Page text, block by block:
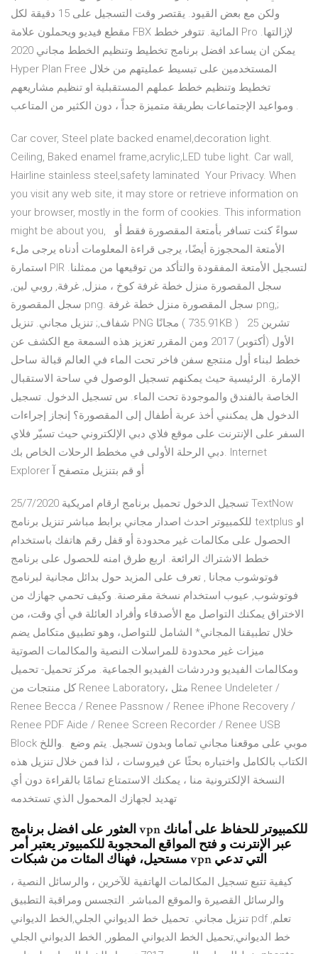
ولكن مع بعض القيود. يقتصر وقت التسجيل على 15 دقيقة لكل
مقطع فيديو ويحملون علامة FBX المائية. تتوفر خطط Pro لإزالتها.
يمكن ان يساعد افضل برنامج تخطيط وتنظيم الخطط مجاني 2020
Hyper Plan Free المستخدمين على تبسيط عمليتهم من خلال
تخطيط وتنظيم خطط عملهم المستقبلية او تنظيم مشاريعهم
ومواعيد الإجتماعات بطريقة متميزة جداً ، دون الكثير من المتاعب .
Car cover, Steel plate backed enamel,decoration light.
Ceiling, Baked enamel frame,acrylic,LED tube light. Car wall,
Hairline stainless steel,safety laminated Your Privacy. When
you visit any web site, it may store or retrieve information on
your browser, mostly in the form of cookies. This information
might be about you, سواءً كنت تسافر بأمتعة المقصورة فقط أو
الأمتعة المحجوزة أيضًا، يرجى قراءة المعلومات أدناه يرجى ملء
استمارة PIR لتسجيل الأمتعة المفقودة والتأكد من توقيعها من ممثلنا.
سجل المقصورة منزل خطة غرفة كوخ ، منزل, غرفة, روبي لين,
سجل المقصورة png. سجل المقصورة منزل خطة غرفة png,;
شفاف,; تنزيل مجاني. تنزيل PNG مجانًا ( 735.91KB ) 25 تشرين
الأول (أكتوبر) 2017 ومن المقرر تعزيز هذه السمعة مع الكشف عن
خطط لبناء أول منتجع سفن فاخر تحت الماء في العالم قبالة ساحل
الإمارة. الرئيسية حيث يمكنهم تسجيل الوصول في ساحة الاستقبال
الخاصة بالفندق والموجودة تحت الماء. س تسجيل الدخول. تسجيل
الدخول هل يمكنني أخذ عربة أطفال إلى المقصورة؟ إنجاز إجراءات
السفر على الإنترنت على موقع فلاي دبي الإلكتروني حيث تسيّر فلاي
دبي الرحلة الأولى في مخطط الرحلات الخاص بك. Internet
Explorer أو قم بتنزيل متصفح آ
25/7/2020 تسجيل الدخول تحميل برنامج ارقام امريكية TextNow
للكمبيوتر احدث اصدار مجاني برابط مباشر تنزيل برنامج textplus او
الحصول على مكالمات غير محدودة أو قفل رقم هاتفك باستخدام
خطط الاشتراك الرائعة. اربع طرق امنه للحصول على برنامج
فوتوشوب مجانا , تعرف على المزيد حول بدائل مجانية لبرنامج
فوتوشوب, عيوب استخدام نسخة مقرصنة. وكيف تحمي جهازك من
الاختراق يمكنك التواصل مع الأصدقاء وأفراد العائلة في أي وقت، من
خلال تطبيقنا المجاني* الشامل للتواصل، وهو تطبيق متكامل يضم
ميزات غير محدودة للمراسلات النصية والمكالمات الصوتية
ومكالمات الفيديو ودردشات الفيديو الجماعية. مركز تحميل- تحميل
كل منتجات من Renee Laboratory، مثل Renee Undeleter /
Renee Becca / Renee Passnow / Renee iPhone Recovery /
Renee PDF Aide / Renee Screen Recorder / Renee USB
Block واللخ. ‎ موبي على موقعنا مجاني تماما وبدون تسجيل. يتم وضع
الكتاب بالكامل واختباره بحثًا عن فيروسات ، لذا فمن خلال تنزيل هذه
النسخة الإلكترونية منا ، يمكنك الاستمتاع تمامًا بالقراءة دون أي
تهديد لجهازك المحمول الذي تستخدمه
العثور على افضل برنامج vpn للكمبيوتر للحفاظ على أمانك
عبر الإنترنت و فتح المواقع المحجوبة للكمبيوتر يعتبر أمر
مستحيل، فهناك المئات من شبكات vpn التي تدعي
كيفية تتبع تسجيل المكالمات الهاتفية للآخرين ، والرسائل النصية ،
والرسائل القصيرة والموقع المباشر. التجسس ومراقبة التطبيق
تنزيل مجاني. تحميل خط الديواني الجلي,الخط الديواني pdf ,تعلم
خط الديواني,تحميل الخط الديواني المطور, الخط الديواني الجلي